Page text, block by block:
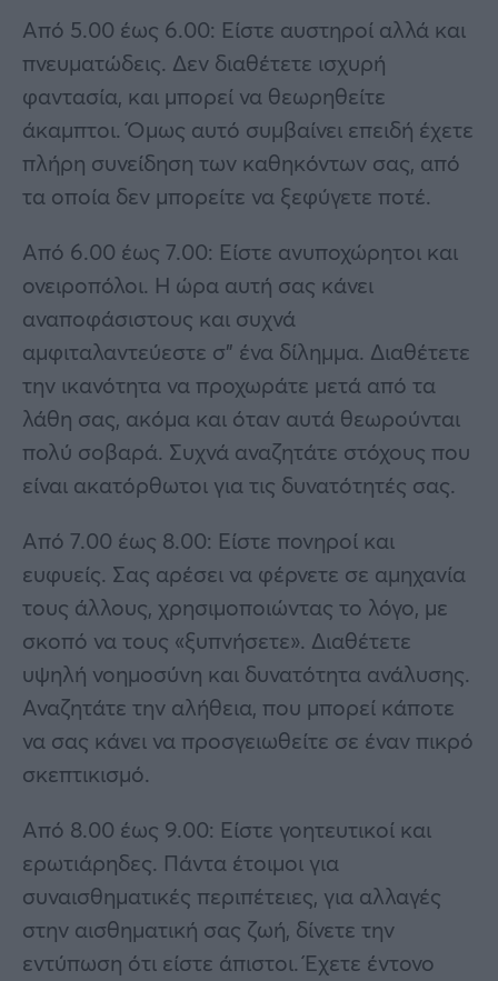
Από 5.00 έως 6.00: Είστε αυστηροί αλλά και
πνευματώδεις. Δεν διαθέτετε ισχυρή
φαντασία, και μπορεί να θεωρηθείτε
άκαμπτοι. Όμως αυτό συμβαίνει επειδή έχετε
πλήρη συνείδηση των καθηκόντων σας, από
τα οποία δεν μπορείτε να ξεφύγετε ποτέ.
Από 6.00 έως 7.00: Είστε ανυποχώρητοι και
ονειροπόλοι. Η ώρα αυτή σας κάνει
αναποφάσιστους και συχνά
αμφιταλαντεύεστε σ” ένα δίλημμα. Διαθέτετε
την ικανότητα να προχωράτε μετά από τα
λάθη σας, ακόμα και όταν αυτά θεωρούνται
πολύ σοβαρά. Συχνά αναζητάτε στόχους που
είναι ακατόρθωτοι για τις δυνατότητές σας.
Από 7.00 έως 8.00: Είστε πονηροί και
ευφυείς. Σας αρέσει να φέρνετε σε αμηχανία
τους άλλους, χρησιμοποιώντας το λόγο, με
σκοπό να τους «ξυπνήσετε». Διαθέτετε
υψηλή νοημοσύνη και δυνατότητα ανάλυσης.
Αναζητάτε την αλήθεια, που μπορεί κάποτε
να σας κάνει να προσγειωθείτε σε έναν πικρό
σκεπτικισμό.
Από 8.00 έως 9.00: Είστε γοητευτικοί και
ερωτιάρηδες. Πάντα έτοιμοι για
συναισθηματικές περιπέτειες, για αλλαγές
στην αισθηματική σας ζωή, δίνετε την
εντύπωση ότι είστε άπιστοι. Έχετε έντονο